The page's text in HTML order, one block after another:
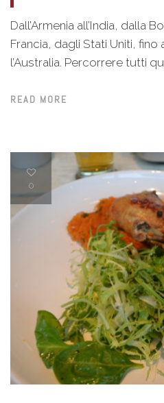
Dall’Armenia all’India, dalla
Francia, dagli Stati Uniti, fino
l’Australia. Percorrere tutti
READ MORE
0